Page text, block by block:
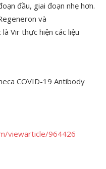
đầu, giai đoạn nhẹ hơn.
và
Vir thực hiện các liệu
COVID-19 Antibody
viewarticle/964426